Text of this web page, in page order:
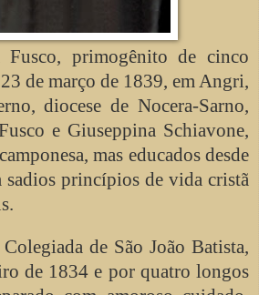
primogênito de cinco
de março de 1839, em Angri,
diocese de Nocera-Sarno,
e Giuseppina Schiavone,
mas educados desde
sadios princípios de vida cristã
Colegiada de São João Batista,
de 1834 e por quatro longos